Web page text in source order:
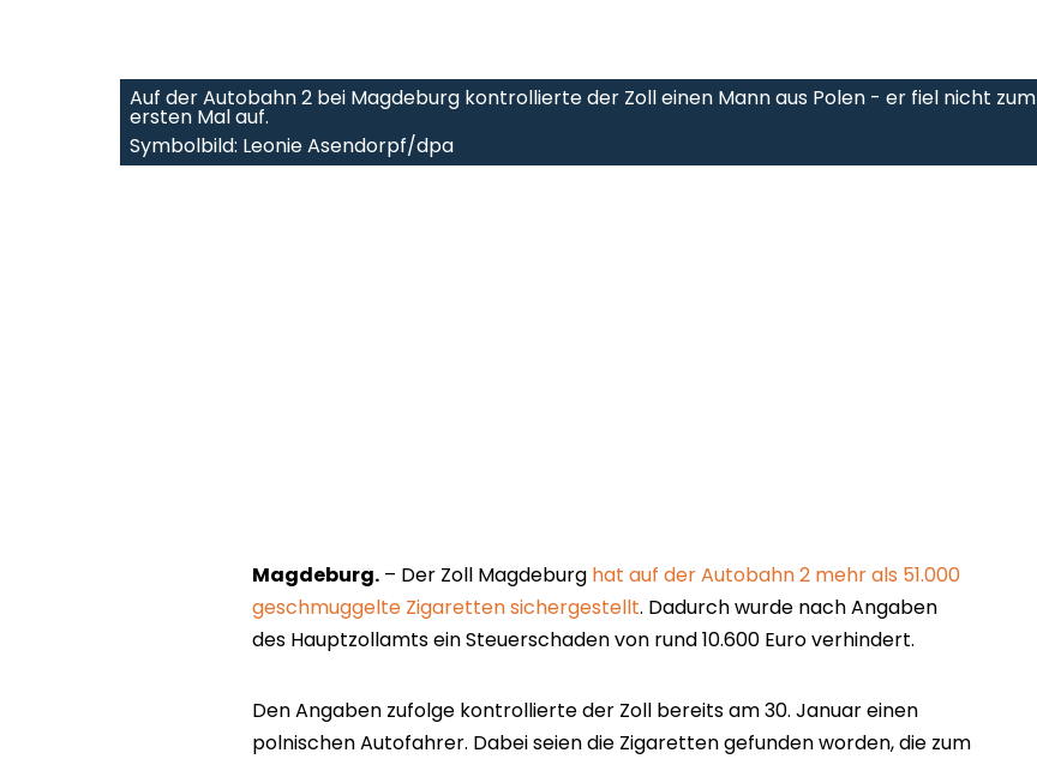
Auf der Autobahn 2 bei Magdeburg kontrollierte der Zoll einen Mann aus Polen - er fiel nicht zum
ersten Mal auf.
Symbolbild: Leonie Asendorpf/dpa
Magdeburg. – Der Zoll Magdeburg hat auf der Autobahn 2 mehr als 51.000
geschmuggelte Zigaretten sichergestellt. Dadurch wurde nach Angaben
des Hauptzollamts ein Steuerschaden von rund 10.600 Euro verhindert.
Den Angaben zufolge kontrollierte der Zoll bereits am 30. Januar einen
polnischen Autofahrer. Dabei seien die Zigaretten gefunden worden, die zum